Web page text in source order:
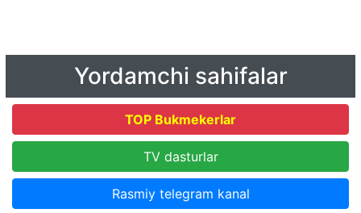
Yordamchi sahifalar
TOP Bukmekerlar
TV dasturlar
Rasmiy telegram kanal